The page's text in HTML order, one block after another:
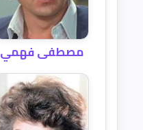
مصطفى فهمي